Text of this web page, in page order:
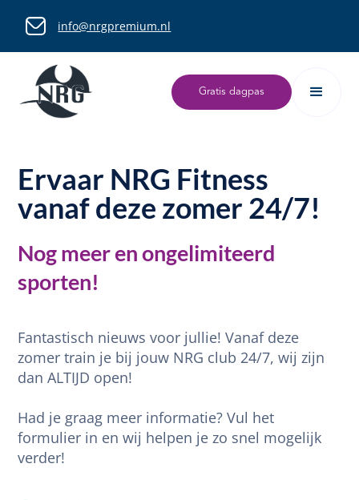
info@nrgpremium.nl
Gratis dagpas
Ervaar NRG Fitness
vanaf deze zomer 24/7!
Nog meer en ongelimiteerd
sporten!
Fantastisch nieuws voor jullie! Vanaf deze
zomer train je bij jouw NRG club 24/7, wij zijn
dan ALTIJD open!
Had je graag meer informatie? Vul het
formulier in en wij helpen je zo snel mogelijk
verder!